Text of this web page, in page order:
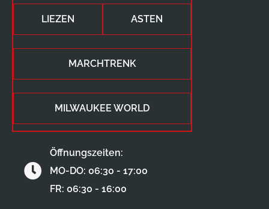
LIEZEN ASTEN
MARCHTRENK
MILWAUKEE WORLD
Öffnungszeiten:
MO-DO: 06:30 - 17:00
FR: 06:30 - 16:00